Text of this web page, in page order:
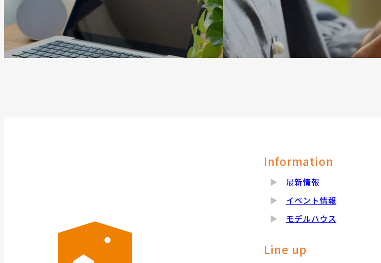
Information
最新情報
イベント情報
モデルハウス
Line up